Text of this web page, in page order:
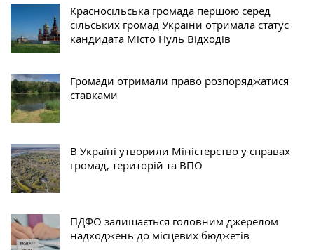
Красносільська громада першою серед
сільських громад України отримала статус
кандидата Місто Нуль Відходів
Громади отримали право розпоряджатися
ставками
В Україні утворили Міністерство у справах
громад, територій та ВПО
ПДФО залишається головним джерелом
надходжень до місцевих бюджетів